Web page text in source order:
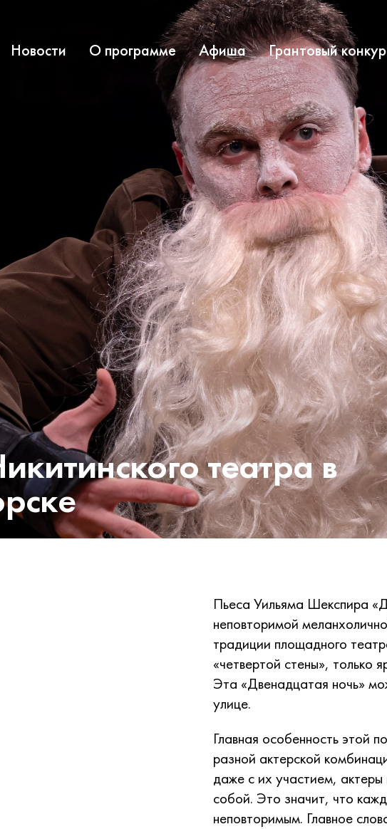
Новости О программе Афиша Грантовый
театра в
Пьеса Уильяма Шекспира
неповторимой
традиции площадного
«четвертой стены», только
Эта «Двенадцатая ночь»
улице.
Главная особенность этой
разной актерской
даже с их участием,
собой. Это значит, что
неповторимым. Главное